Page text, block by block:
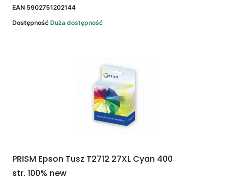
EAN 5902751202144
Dostępność Duża dostępność
PRISM Epson Tusz T2712 27XL Cyan 400
str. 100% new